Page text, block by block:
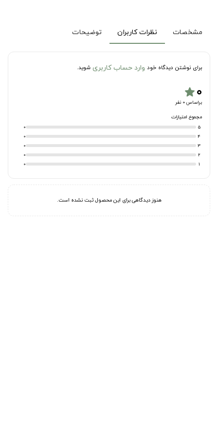
مشخصات نظرات کاربران توضیحات
برای نوشتن دیدگاه خود وارد حساب کاربری شوید.
۰star
براساس 0 نفر
مجموع امتیازات
5
0
4
0
3
0
2
0
1
0
هنوز دیدگاهی برای این محصول ثبت نشده است.